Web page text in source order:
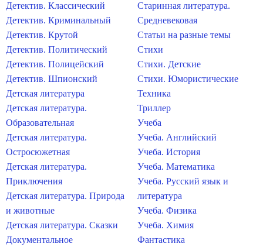
Детектив. Классический
Детектив. Криминальный
Детектив. Крутой
Детектив. Политический
Детектив. Полицейский
Детектив. Шпионский
Детская литература
Детская литература.
Образовательная
Детская литература.
Остросюжетная
Детская литература.
Приключения
Детская литература. Природа
и животные
Детская литература. Сказки
Документальное
Старинная литература.
Средневековая
Статьи на разные темы
Стихи
Стихи. Детские
Стихи. Юмористические
Техника
Триллер
Учеба
Учеба. Английский
Учеба. История
Учеба. Математика
Учеба. Русский язык и
литература
Учеба. Физика
Учеба. Химия
Фантастика